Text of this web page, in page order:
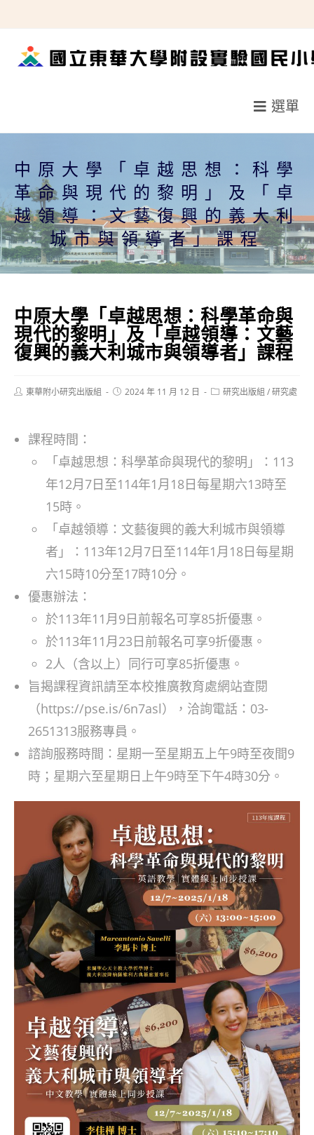
轉
選單
中原大學「卓越思想：科學
革命與現代的黎明」及「卓
越領導：文藝復興的義大利
城市與領導者」課程
中原大學「卓越思想：科學革命與
現代的黎明」及「卓越領導：文藝
復興的義大利城市與領導者」課程
Post東華附小研究出版組
Post2024 年 11 月 12 日
Post研究出版組 /研究處
課程時間：
「卓越思想：科學革命與現代的黎明」：113
年12月7日至114年1月18日每星期六13時至
15時。
「卓越領導：文藝復興的義大利城市與領導
者」：113年12月7日至114年1月18日每星期
六15時10分至17時10分。
優惠辦法：
於113年11月9日前報名可享85折優惠。
於113年11月23日前報名可享9折優惠。
2人（含以上）同行可享85折優惠。
旨揭課程資訊請至本校推廣教育處網站查閱
（https://pse.is/6n7asl），洽詢電話：03-
2651313服務專員。
諮詢服務時間：星期一至星期五上午9時至夜間9
時；星期六至星期日上午9時至下午4時30分。